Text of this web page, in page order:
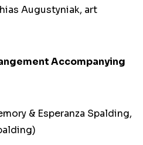
Augustyniak, art
Accompanying
& Esperanza Spalding,